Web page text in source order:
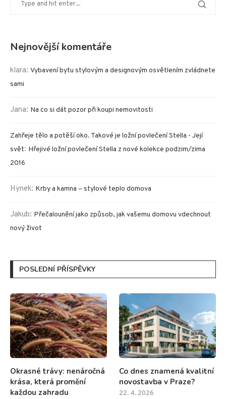
Nejnovější komentáře
klara: Vybavení bytu stylovým a designovým osvětlením zvládnete
sami
Jana: Na co si dát pozor při koupi nemovitosti
Zahřeje tělo a potěší oko. Takové je ložní povlečení Stella - Její
svět: Hřejivé ložní povlečení Stella z nové kolekce podzim/zima
2016
Hynek: Krby a kamna – stylové teplo domova
Jakub: Přečalounění jako způsob, jak vašemu domovu vdechnout
nový život
POSLEDNÍ PŘÍSPĚVKY
Okrasné trávy: nenáročná
krása, která promění
každou zahradu
Co dnes znamená kvalitní
novostavba v Praze?
22. 4. 2026